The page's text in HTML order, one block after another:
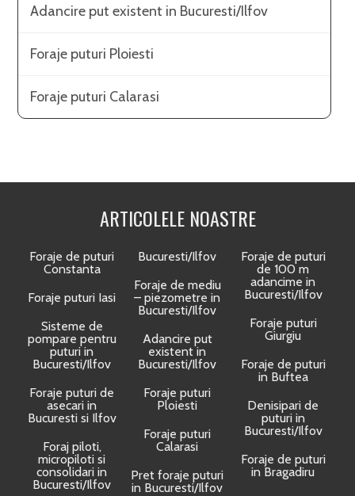
Adancire put existent in Bucuresti/Ilfov
Foraje puturi Ploiesti
Foraje puturi Calarasi
ARTICOLELE NOASTRE
Foraje de puturi
Constanta
Foraje puturi Iasi
Sisteme de
pompare pentru
puturi in
Bucuresti/Ilfov
Foraje puturi de
asecari in
Bucuresti si Ilfov
Foraj piloti,
micropiloti si
consolidari in
Bucuresti/Ilfov
Bucuresti/Ilfov
Foraje de mediu
– piezometre in
Bucuresti/Ilfov
Adancire put
existent in
Bucuresti/Ilfov
Foraje puturi
Ploiesti
Foraje puturi
Calarasi
Pret foraje puturi
in Bucuresti/Ilfov
Foraje de puturi
de 100 m
adancime in
Bucuresti/Ilfov
Foraje puturi
Giurgiu
Foraje de puturi
in Buftea
Denisipari de
puturi in
Bucuresti/Ilfov
Foraje de puturi
in Bragadiru